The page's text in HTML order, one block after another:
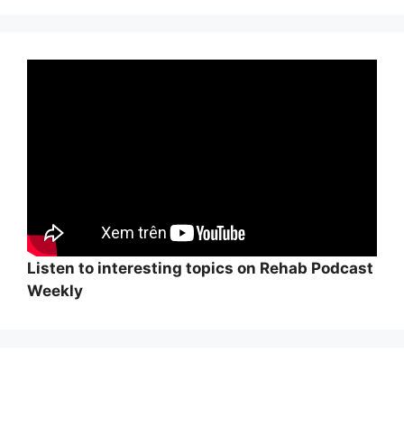
Listen to interesting topics on Rehab Podcast
Weekly